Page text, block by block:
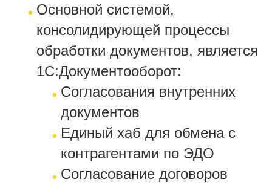
Основной системой,
консолидирующей процессы
обработки документов, является
1С:Документооборот:
Согласования внутренних
документов
Единый хаб для обмена с
контрагентами по ЭДО
Согласование договоров